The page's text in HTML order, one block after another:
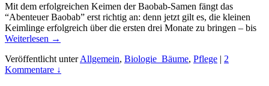
Mit dem erfolgreichen Keimen der Baobab-Samen fängt das
“Abenteuer Baobab” erst richtig an: denn jetzt gilt es, die kleinen
Keimlinge erfolgreich über die ersten drei Monate zu bringen – bis
Weiterlesen →
Veröffentlicht unter Allgemein, Biologie_Bäume, Pflege | 2
Kommentare ↓